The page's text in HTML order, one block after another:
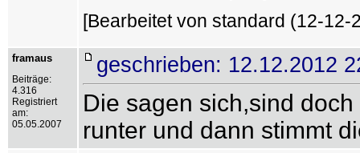
[Bearbeitet von standard (12-12-
framaus
Beiträge:
4.316
Registriert
am:
05.05.2007
geschrieben: 12.12.2012
Die sagen sich,sind
runter und dann stimmt